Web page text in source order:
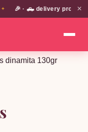
🎉 · 🛻 delivery propio en
✕
dinamita 130gr